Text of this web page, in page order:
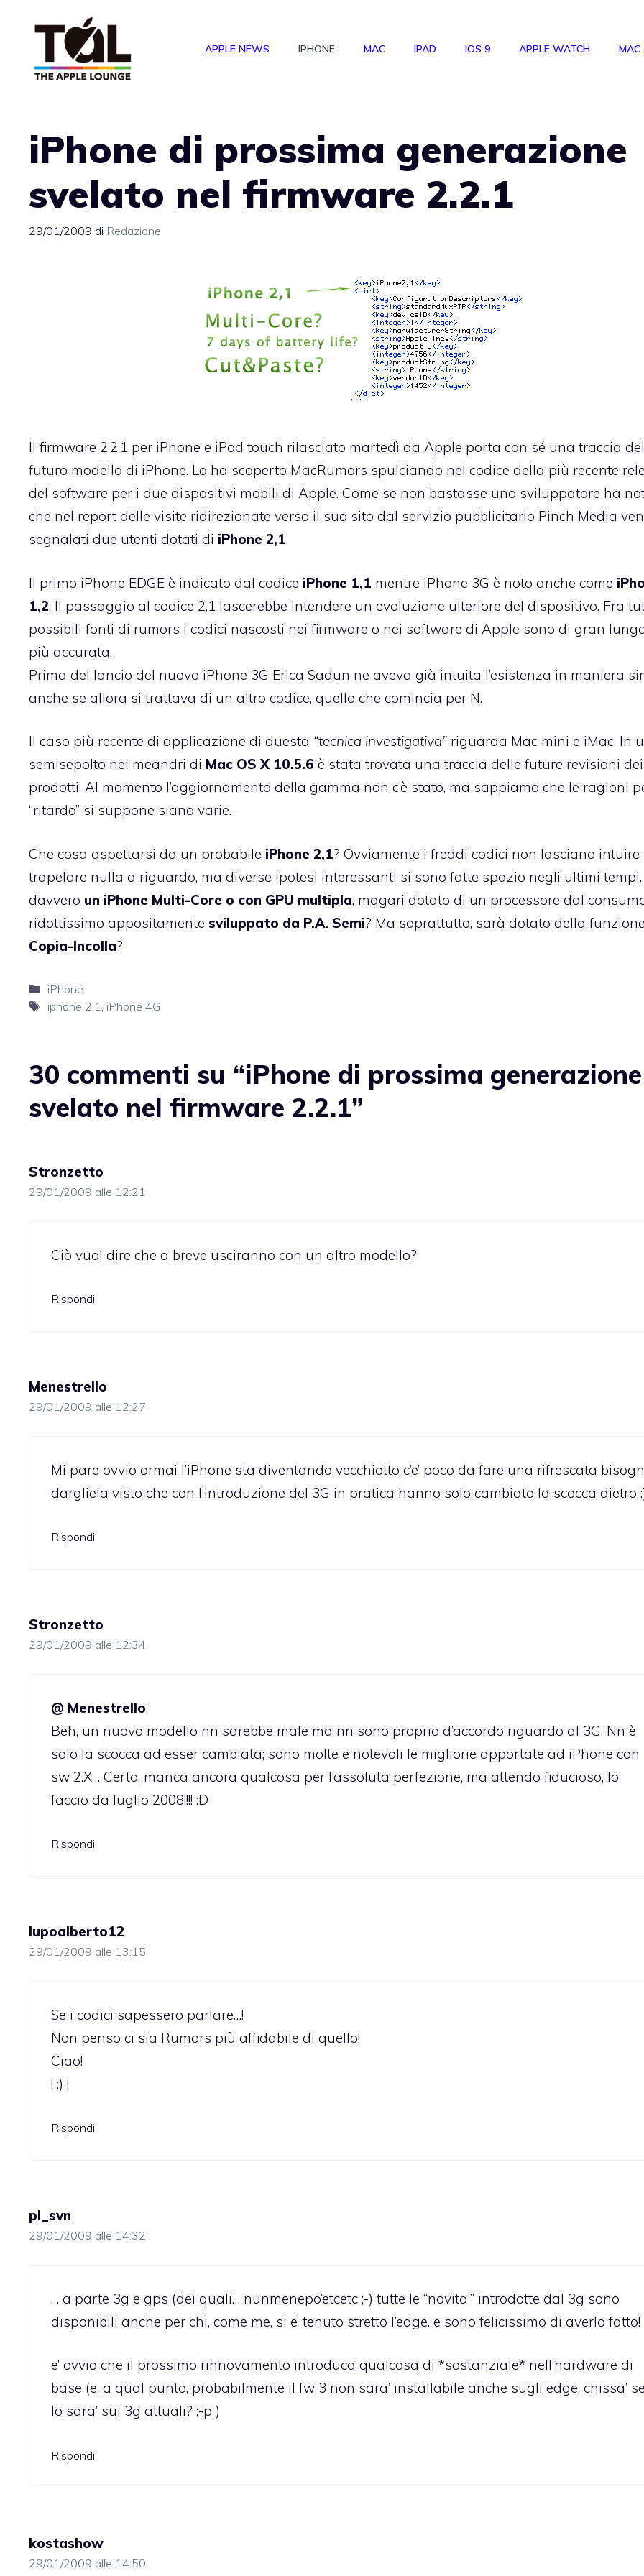
APPLE NEWS IPHONE MAC IPAD IOS 9 APPLE WATCH MAC
iPhone di prossima generazione
svelato nel firmware 2.2.1
29/01/2009 di Redazione
Il firmware 2.2.1 per iPhone e iPod touch rilasciato martedì da Apple porta con sé una traccia del
futuro modello di iPhone. Lo ha scoperto MacRumors spulciando nel codice della più recente
del software per i due dispositivi mobili di Apple. Come se non bastasse uno sviluppatore ha
che nel report delle visite ridirezionate verso il suo sito dal servizio pubblicitario Pinch Media
segnalati due utenti dotati di iPhone 2,1.
Il primo iPhone EDGE è indicato dal codice iPhone 1,1 mentre iPhone 3G è noto anche come
1,2. Il passaggio al codice 2,1 lascerebbe intendere un evoluzione ulteriore del dispositivo. Fra
possibili fonti di rumors i codici nascosti nei firmware o nei software di Apple sono di gran
più accurata.
Prima del lancio del nuovo iPhone 3G Erica Sadun ne aveva già intuita l’esistenza in maniera
anche se allora si trattava di un altro codice, quello che comincia per N.
Il caso più recente di applicazione di questa “tecnica investigativa” riguarda Mac mini e iMac. In
semisepolto nei meandri di Mac OS X 10.5.6 è stata trovata una traccia delle future revisioni
prodotti. Al momento l’aggiornamento della gamma non c’è stato, ma sappiamo che le ragioni
“ritardo” si suppone siano varie.
Che cosa aspettarsi da un probabile iPhone 2,1? Ovviamente i freddi codici non lasciano intuire
trapelare nulla a riguardo, ma diverse ipotesi interessanti si sono fatte spazio negli ultimi
davvero un iPhone Multi-Core o con GPU multipla, magari dotato di un processore dal
ridottissimo appositamente sviluppato da P.A. Semi? Ma soprattutto, sarà dotato della
Copia-Incolla?
Categorie
iPhone
Tag
iphone 2.1, iPhone 4G
30 commenti su “iPhone di prossima generazione
svelato nel firmware 2.2.1”
Stronzetto
29/01/2009 alle 12:21
Ciò vuol dire che a breve usciranno con un altro modello?
Rispondi
Menestrello
29/01/2009 alle 12:27
Mi pare ovvio ormai l’iPhone sta diventando vecchiotto c’e’ poco da fare una rifrescata
dargliela visto che con l’introduzione del 3G in pratica hanno solo cambiato la scocca dietro
Rispondi
Stronzetto
29/01/2009 alle 12:34
@ Menestrello:
Beh, un nuovo modello nn sarebbe male ma nn sono proprio d’accordo riguardo al 3G. Nn è
solo la scocca ad esser cambiata; sono molte e notevoli le migliorie apportate ad iPhone con
sw 2.X… Certo, manca ancora qualcosa per l’assoluta perfezione, ma attendo fiducioso, lo
faccio da luglio 2008!!!! :D
Rispondi
lupoalberto12
29/01/2009 alle 13:15
Se i codici sapessero parlare…!
Non penso ci sia Rumors più affidabile di quello!
Ciao!
! :) !
Rispondi
pl_svn
29/01/2009 alle 14:32
… a parte 3g e gps (dei quali… nunmenepo’etcetc ;-) tutte le “novita’” introdotte dal 3g sono
disponibili anche per chi, come me, si e’ tenuto stretto l’edge. e sono felicissimo di averlo fatto!
e’ ovvio che il prossimo rinnovamento introduca qualcosa di *sostanziale* nell’hardware di
base (e, a qual punto, probabilmente il fw 3 non sara’ installabile anche sugli edge. chissa’
lo sara’ sui 3g attuali? ;-p )
Rispondi
kostashow
29/01/2009 alle 14:50